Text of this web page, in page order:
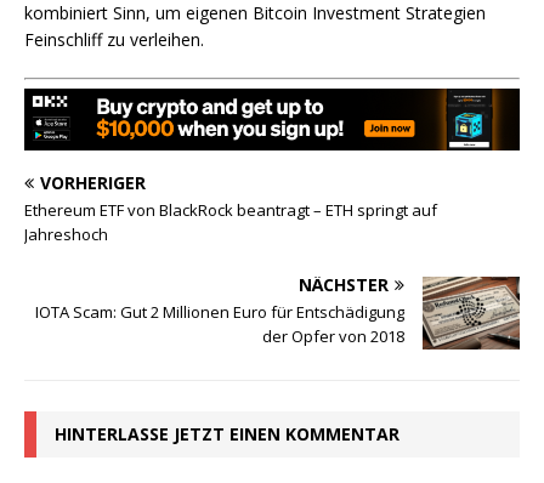
kombiniert Sinn, um eigenen Bitcoin Investment Strategien
Feinschliff zu verleihen.
VORHERIGER
Ethereum ETF von BlackRock beantragt – ETH springt auf
Jahreshoch
NÄCHSTER
IOTA Scam: Gut 2 Millionen Euro für Entschädigung
der Opfer von 2018
HINTERLASSE JETZT EINEN KOMMENTAR